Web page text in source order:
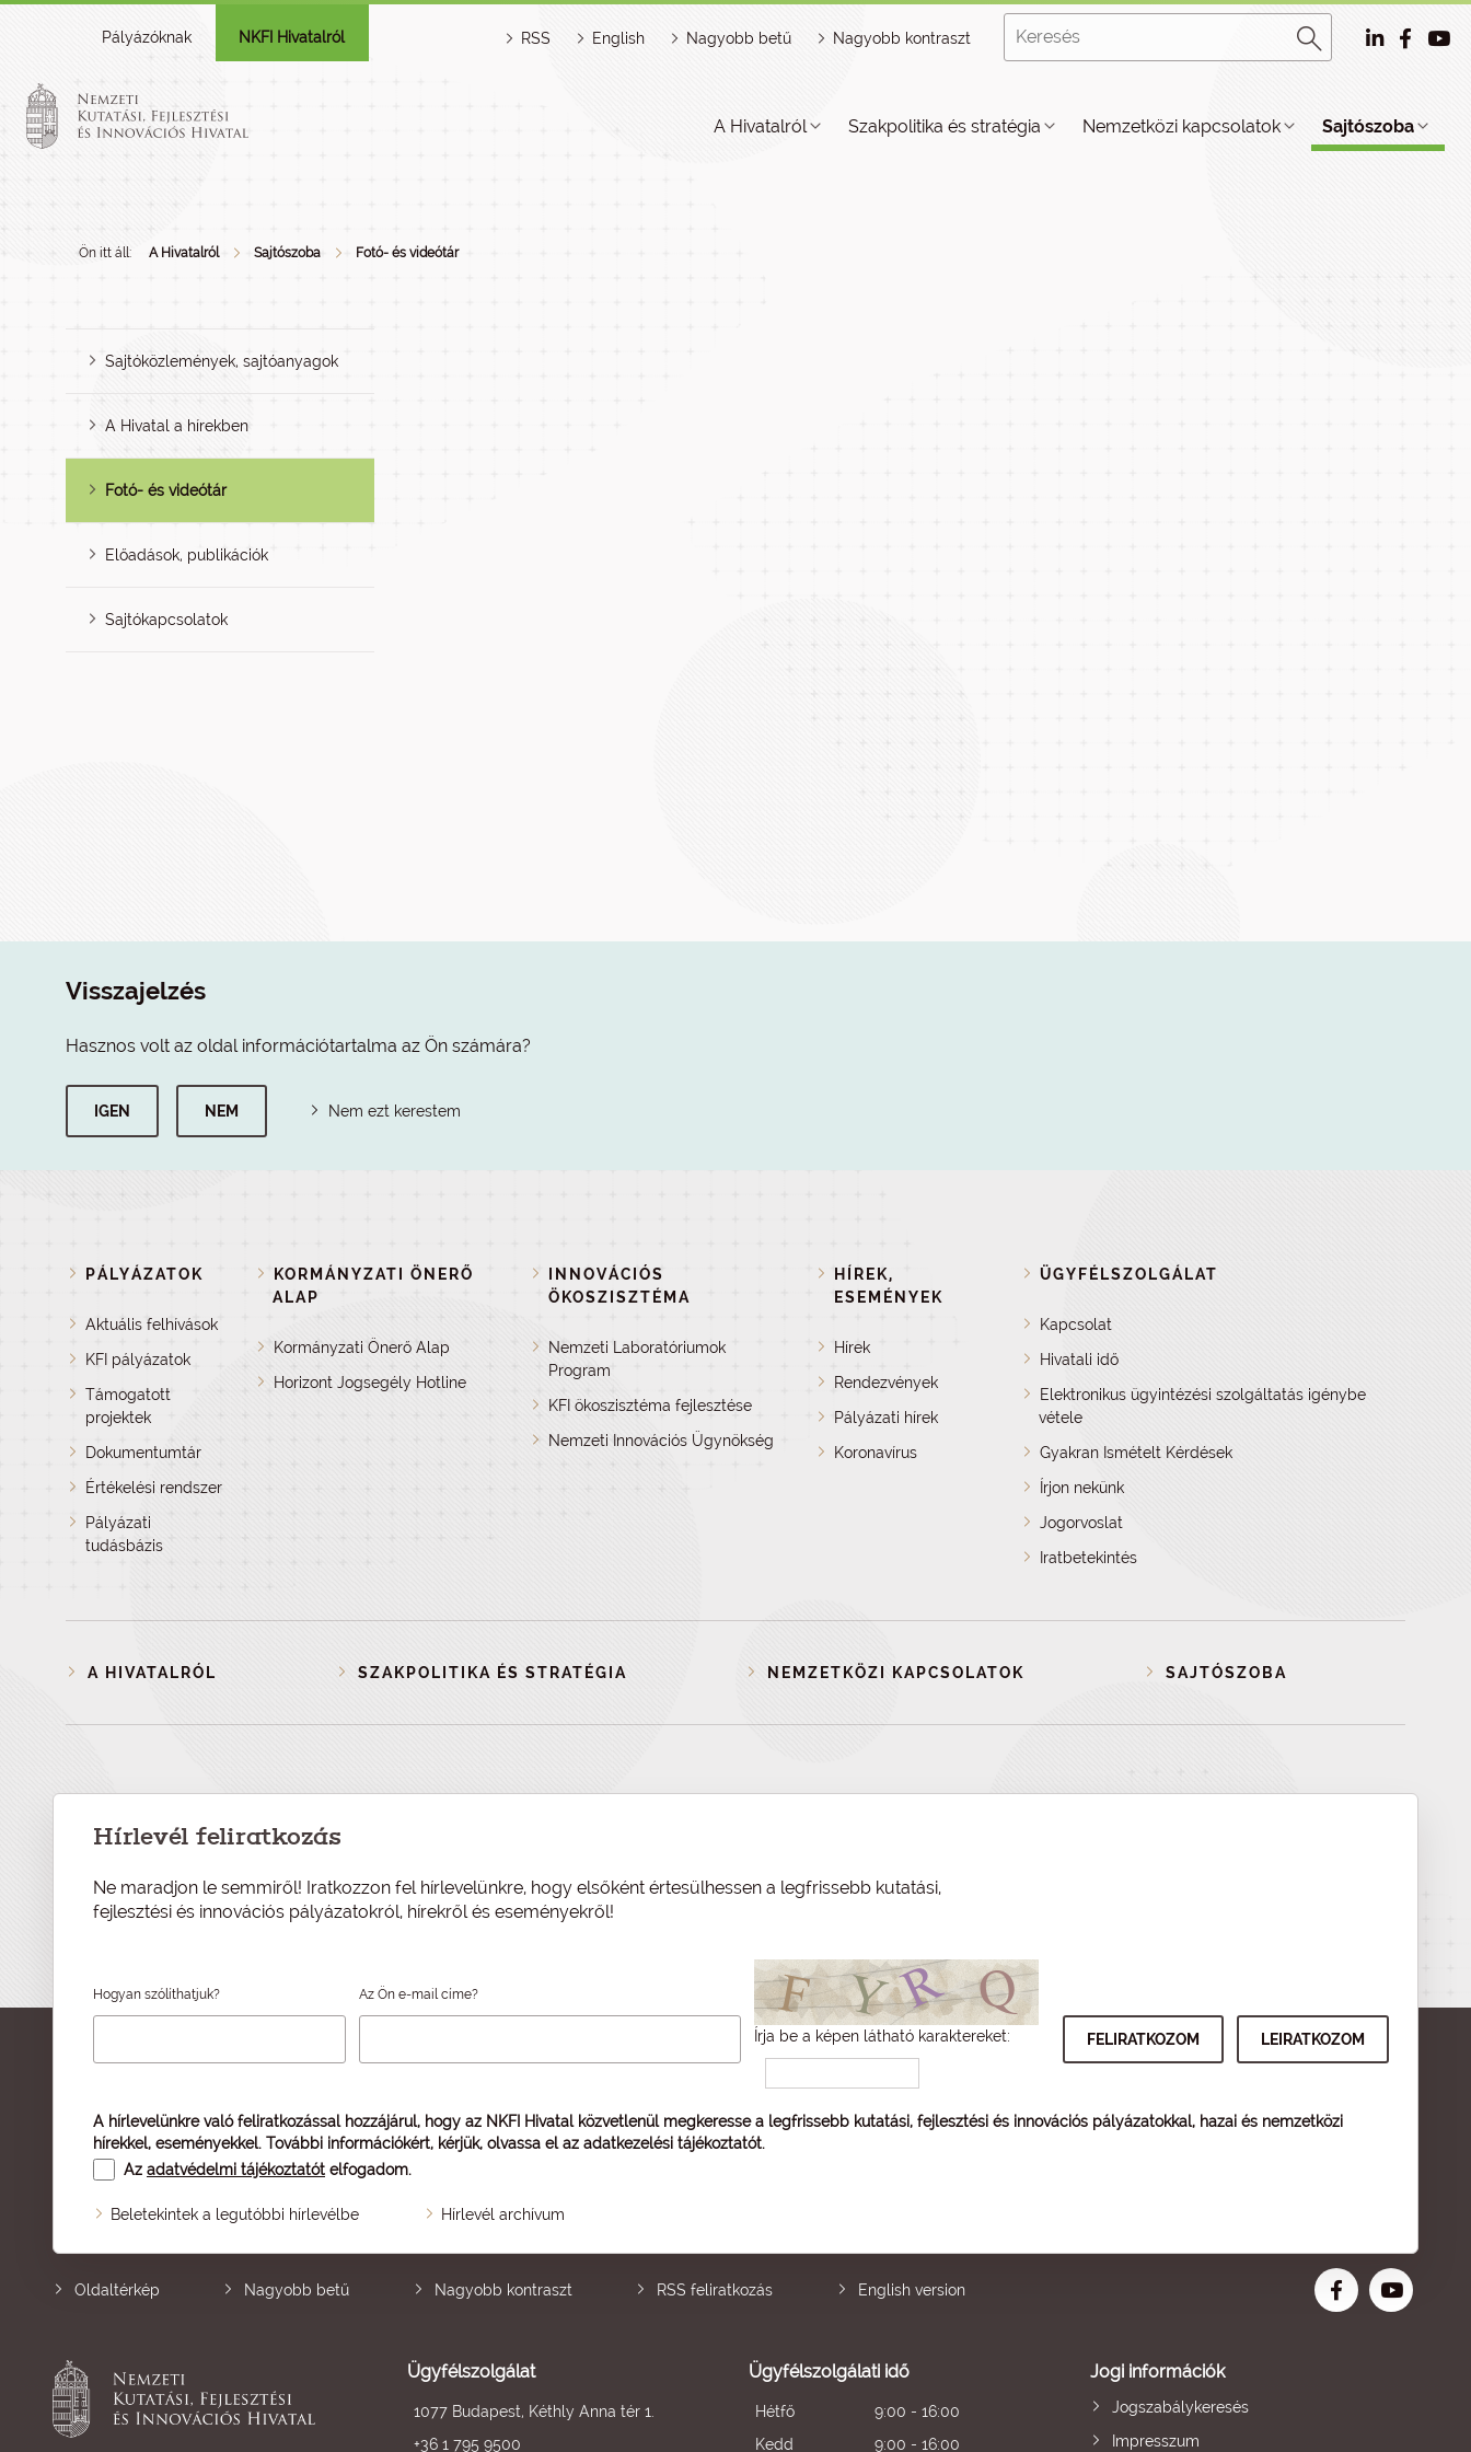
Pályázóknak NKFI Hivatalról RSS English Nagyobb betű Nagyobb kontraszt
A Hivatalról Szakpolitika és stratégia Nemzetközi kapcsolatok Sajtószoba
Ön itt áll: A Hivatalról Sajtószoba Fotó- és videótár
Sajtóközlemények, sajtóanyagok
A Hivatal a hírekben
Fotó- és videótár
Előadások, publikációk
Sajtókapcsolatok
Visszajelzés
Hasznos volt az oldal információtartalma az Ön számára?
IGEN NEM Nem ezt kerestem
PÁLYÁZATOK
Aktuális felhívások
KFI pályázatok
Támogatott
projektek
Dokumentumtár
Értékelési rendszer
Pályázati
tudásbázis
KORMÁNYZATI ÖNERŐ
ALAP
Kormányzati Önerő Alap
Horizont Jogsegély Hotline
INNOVÁCIÓS
ÖKOSZISZTÉMA
Nemzeti Laboratóriumok
Program
KFI ökoszisztéma fejlesztése
Nemzeti Innovációs Ügynökség
HÍREK,
ESEMÉNYEK
Hírek
Rendezvények
Pályázati hírek
Koronavírus
ÜGYFÉLSZOLGÁLAT
Kapcsolat
Hivatali idő
Elektronikus ügyintézési szolgáltatás igénybe
vétele
Gyakran Ismételt Kérdések
Írjon nekünk
Jogorvoslat
Iratbetekintés
A HIVATALRÓL SZAKPOLITIKA ÉS STRATÉGIA NEMZETKÖZI KAPCSOLATOK SAJTÓSZOBA
Hírlevél feliratkozás
Ne maradjon le semmiről! Iratkozzon fel hírlevelünkre, hogy elsőként értesülhessen a legfrissebb kutatási,
fejlesztési és innovációs pályázatokról, hírekről és eseményekről!
Hogyan szólíthatjuk? Az Ön e-mail címe?
Írja be a képen látható karaktereket:
A hírlevelünkre való feliratkozással hozzájárul, hogy az NKFI Hivatal közvetlenül megkeresse a legfrissebb kutatási, fejlesztési és innovációs pályázatokkal, hazai és nemzetközi
hírekkel, eseményekkel. További információkért, kérjük, olvassa el az adatkezelési tájékoztatót.
Az adatvédelmi tájékoztatót elfogadom.
Beletekintek a legutóbbi hírlevélbe Hírlevél archívum
Oldaltérkép Nagyobb betű Nagyobb kontraszt RSS feliratkozás English version
Ügyfélszolgálat
1077 Budapest, Kéthly Anna tér 1.
+36 1 795 9500
Ügyfélszolgálati idő
Hétfő
9:00 - 16:00
Kedd
9:00 - 16:00
Jogi információk
Jogszabálykeresés
Impresszum